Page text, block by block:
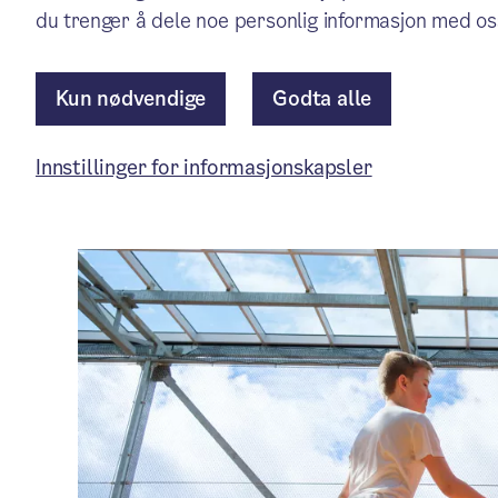
i grunnskolen i Oslo, etter
samtidig stabilt høy.
Pressemelding / Publisert: 11.12.2025
Av Byrådsavdeling for utdanning
du trenger å dele noe personlig informasjon med
Kun nødvendige Godta alle
Innstillinger for informasjonskapsler